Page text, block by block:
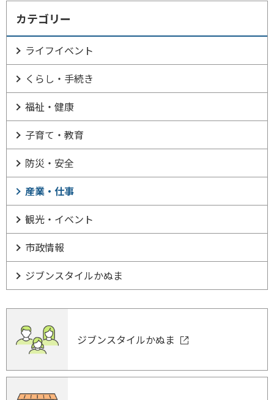
カテゴリー
ライフイベント
くらし・手続き
福祉・健康
子育て・教育
防災・安全
産業・仕事
観光・イベント
市政情報
ジブンスタイルかぬま
ジブンスタイルかぬま